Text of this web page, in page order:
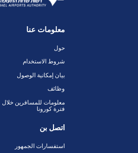
معلومات عنا
حول
شروط الاستخدام
بيان إمكانية الوصول
وظائف
معلومات للمسافرين خلال
فترة كورونا
اتصل بن
استفسارات الجمهور